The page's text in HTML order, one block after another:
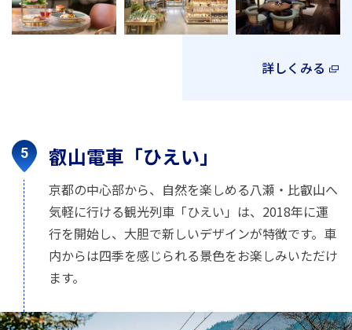
詳しくみる
叡山電車「ひえい」
京都の中心部から、自然を楽しめる八瀬・比叡山へ
気軽に行ける観光列車「ひえい」は、2018年に運
行を開始し、大胆で新しいデザインが特徴です。車
内からは四季を感じられる景色をお楽しみいただけ
ます。